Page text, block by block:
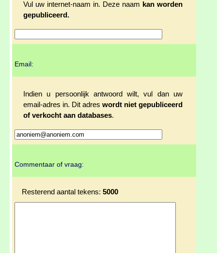
Vul uw internet-naam in. Deze naam kan worden
gepubliceerd.
Email:
Indien u persoonlijk antwoord wilt, vul dan uw
email-adres in. Dit adres wordt niet gepubliceerd
of verkocht aan databases.
Commentaar of vraag:
Resterend aantal tekens: 5000